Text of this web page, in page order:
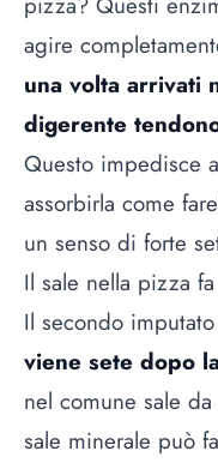
agire
una volta arrivati
digerente
Questo impedisce
assorbirla come
un senso di forte
Il sale nella pizza
Il secondo
viene sete dopo
nel comune sale
sale minerale può